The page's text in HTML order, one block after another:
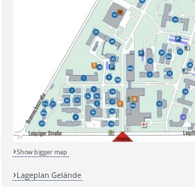
Show bigger map
Lageplan Gelände